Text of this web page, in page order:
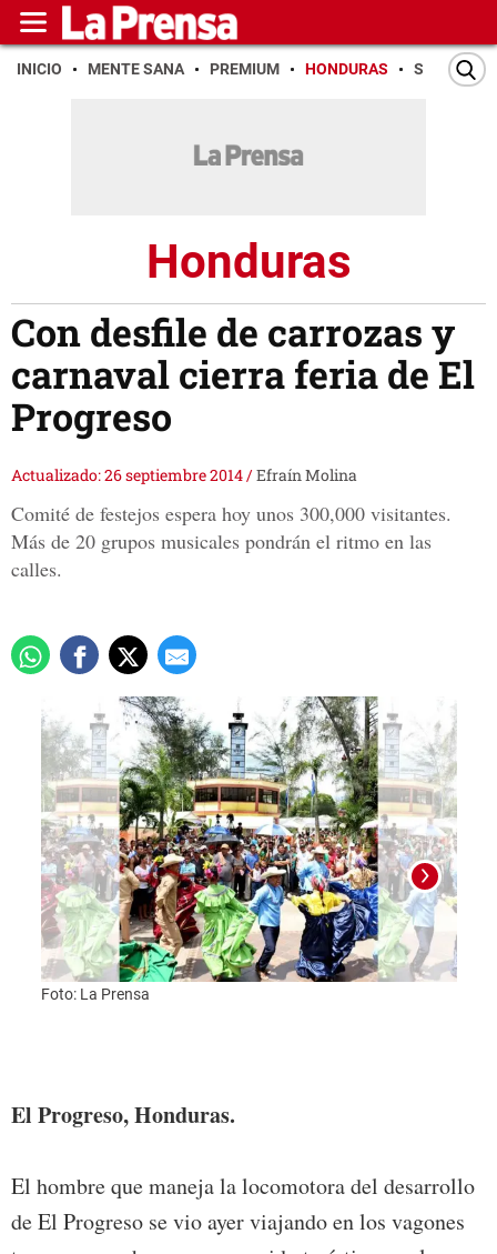
INICIO MENTE SANA PREMIUM HONDURAS SAN PEDRO
Honduras
Con desfile de carrozas y
carnaval cierra feria de El
Progreso
Actualizado: 26 septiembre 2014/Efraín Molina
Comité de festejos espera hoy unos 300,000 visitantes.
Más de 20 grupos musicales pondrán el ritmo en las
calles.
Foto: La Prensa
Foto:
El Progreso, Honduras.
El hombre que maneja la locomotora del desarrollo
de El Progreso se vio ayer viajando en los vagones